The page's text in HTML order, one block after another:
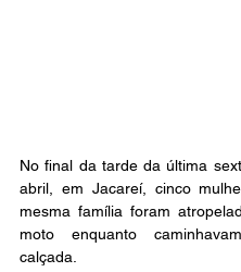
No final da tarde da última
abril, em Jacareí, cinco
mesma família foram
moto enquanto
calçada.